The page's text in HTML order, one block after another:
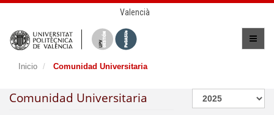
Valencià
Inicio Comunidad Universitaria
Comunidad Universitaria